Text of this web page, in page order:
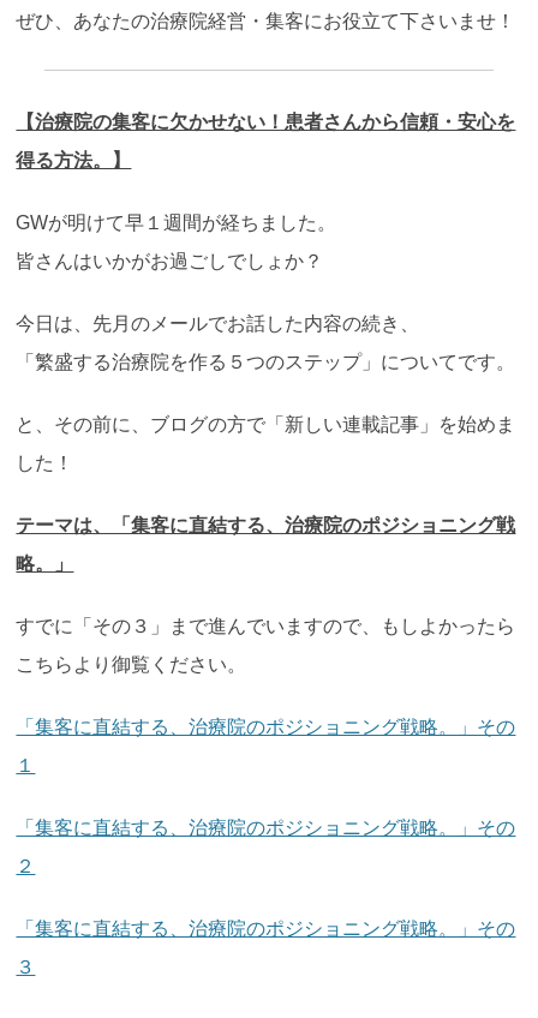
ぜひ、あなたの治療院経営・集客にお役立て下さいませ！
【治療院の集客に欠かせない！患者さんから信頼・安心を
得る方法。】
GWが明けて早１週間が経ちました。
皆さんはいかがお過ごしでしょか？
今日は、先月のメールでお話した内容の続き、
「繁盛する治療院を作る５つのステップ」についてです。
と、その前に、ブログの方で「新しい連載記事」を始めま
した！
テーマは、「集客に直結する、治療院のポジショニング戦
略。」
すでに「その３」まで進んでいますので、もしよかったら
こちらより御覧ください。
「集客に直結する、治療院のポジショニング戦略。」その
１
「集客に直結する、治療院のポジショニング戦略。」その
２
「集客に直結する、治療院のポジショニング戦略。」その
３